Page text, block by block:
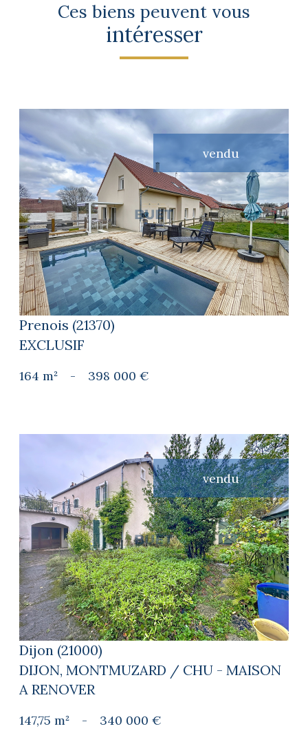
Ces biens peuvent vous
intéresser
vendu
voir le bien
Prenois (21370)
EXCLUSIF
164 m² - 398 000 €
vendu
voir le bien
Dijon (21000)
DIJON, MONTMUZARD / CHU - MAISON
A RENOVER
147,75 m² - 340 000 €